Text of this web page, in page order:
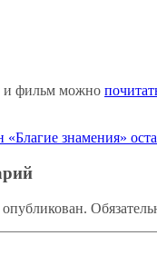
и фильм можно
знамения»